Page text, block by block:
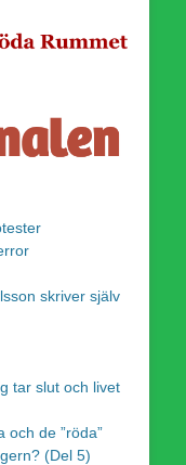
skriver själv
tar slut och livet
och de ”röda”
(Del 5)